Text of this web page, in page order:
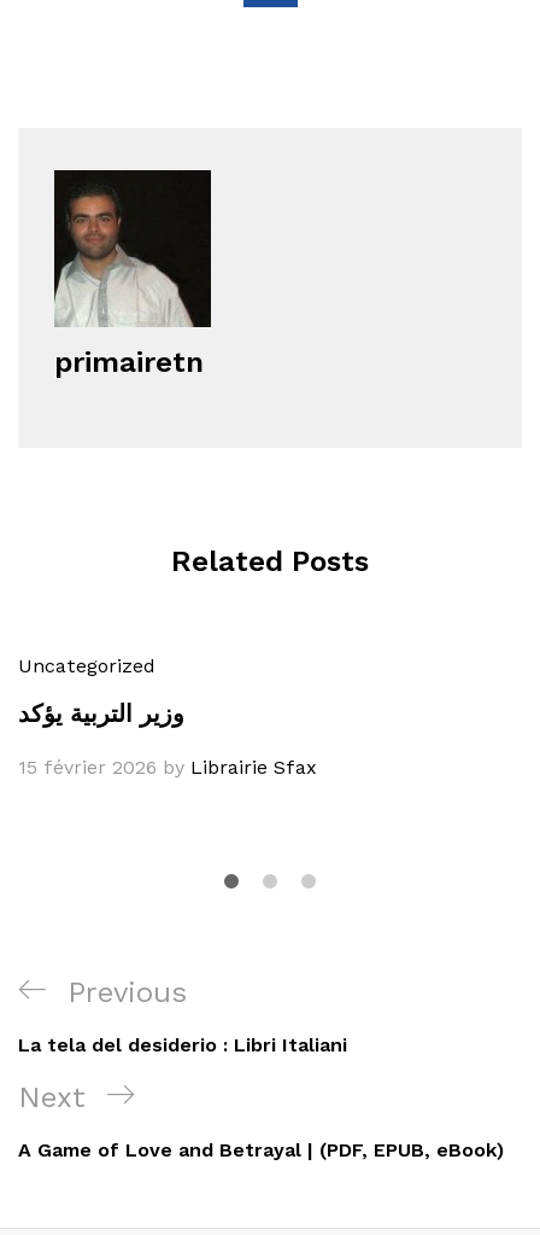
primairetn
Related Posts
Uncategorized
وزير التربية يؤكد
15 février 2026 by Librairie Sfax
Navigation
de
l’article
Previous
Post
Previous
La tela del desiderio : Libri Italiani
Next
Post
Next
A Game of Love and Betrayal | (PDF, EPUB, eBook)